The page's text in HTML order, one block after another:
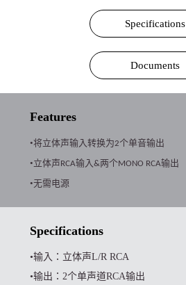
Specifications
Documents
Features
•将立体声输入转换为2个单音输出
•立体声 RCA输入&两个MONO RCA输出
•无需电源
Specifications
•输入：立体声L/R RCA
•输出：2个单声道RCA输出